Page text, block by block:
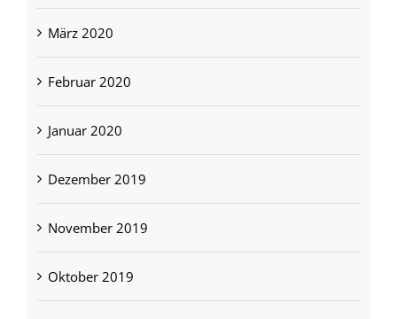
März 2020
Februar 2020
Januar 2020
Dezember 2019
November 2019
Oktober 2019